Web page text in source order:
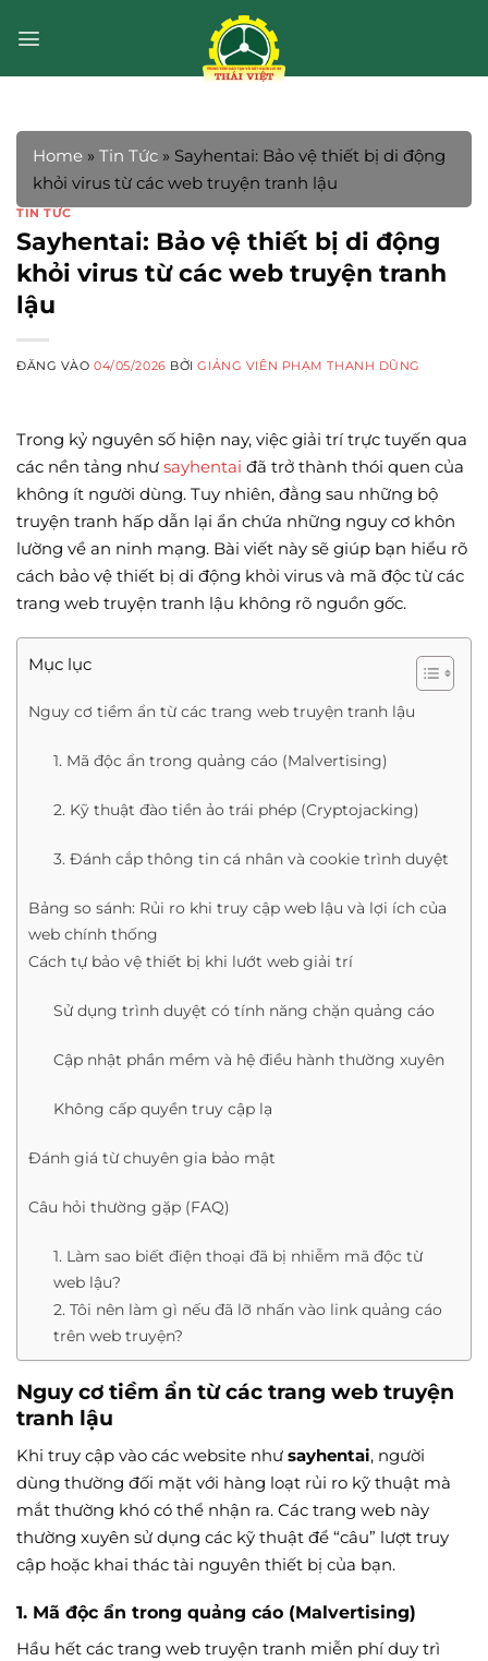
qua
Home » Tin Tức » Sayhentai: Bảo vệ thiết bị di động
khỏi virus từ các web truyện tranh lậu
TIN TỨC
Sayhentai: Bảo vệ thiết bị di động
khỏi virus từ các web truyện tranh
lậu
ĐĂNG VÀO04/05/2026 BỞIGIẢNG VIÊN PHẠM THANH DŨNG
Trong kỷ nguyên số hiện nay, việc giải trí trực tuyến qua
các nền tảng như sayhentai đã trở thành thói quen của
không ít người dùng. Tuy nhiên, đằng sau những bộ
truyện tranh hấp dẫn lại ẩn chứa những nguy cơ khôn
lường về an ninh mạng. Bài viết này sẽ giúp bạn hiểu rõ
cách bảo vệ thiết bị di động khỏi virus và mã độc từ các
trang web truyện tranh lậu không rõ nguồn gốc.
Mục lục
Nguy cơ tiềm ẩn từ các trang web truyện tranh lậu
1. Mã độc ẩn trong quảng cáo (Malvertising)
2. Kỹ thuật đào tiền ảo trái phép (Cryptojacking)
3. Đánh cắp thông tin cá nhân và cookie trình duyệt
Bảng so sánh: Rủi ro khi truy cập web lậu và lợi ích của
web chính thống
Cách tự bảo vệ thiết bị khi lướt web giải trí
Sử dụng trình duyệt có tính năng chặn quảng cáo
Cập nhật phần mềm và hệ điều hành thường xuyên
Không cấp quyền truy cập lạ
Đánh giá từ chuyên gia bảo mật
Câu hỏi thường gặp (FAQ)
1. Làm sao biết điện thoại đã bị nhiễm mã độc từ
web lậu?
2. Tôi nên làm gì nếu đã lỡ nhấn vào link quảng cáo
trên web truyện?
Nguy cơ tiềm ẩn từ các trang web truyện
tranh lậu
Khi truy cập vào các website như sayhentai, người
dùng thường đối mặt với hàng loạt rủi ro kỹ thuật mà
mắt thường khó có thể nhận ra. Các trang web này
thường xuyên sử dụng các kỹ thuật để “câu” lượt truy
cập hoặc khai thác tài nguyên thiết bị của bạn.
1. Mã độc ẩn trong quảng cáo (Malvertising)
Hầu hết các trang web truyện tranh miễn phí duy trì